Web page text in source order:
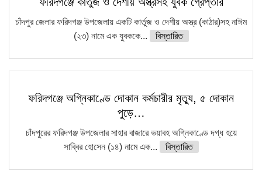
চাঁদপুর জেলার ফরিদগঞ্জ উপজেলায় একটি কার্তুজ ও দেশীয় অস্ত্র (কাঠার)সহ নাঈম
(২৩) নামে এক যুবককে...
বিস্তারিত
ফরিদগঞ্জে অগ্নিকাণ্ডে দোকান কর্মচারীর মৃত্যু, ৫ দোকান
পুড়ে…
চাঁদপুরের ফরিদগঞ্জ উপজেলার সাহার বাজারে ভয়াবহ অগ্নিকাণ্ডে দগ্ধ হয়ে
সাব্বির হোসেন (১৪) নামে এক...
বিস্তারিত